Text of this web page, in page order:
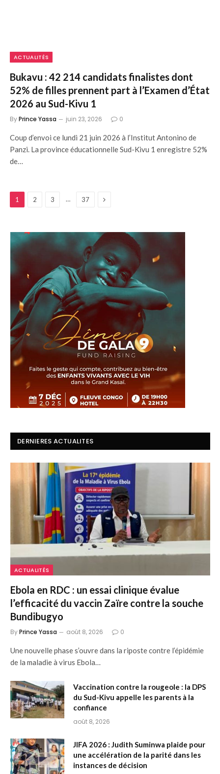
ACTUALITÉS
Bukavu : 42 214 candidats finalistes dont
52% de filles prennent part à l’Examen d’État
2026 au Sud-Kivu 1
ByPrince Yassa juin 23, 2026 0
Coup d’envoi ce lundi 21 juin 2026 à l’Institut Antonino de
Panzi. La province éducationnelle Sud-Kivu 1 enregistre 52%
de…
1 2 3 … 37 Next
DERNIERES ACTUALITES
ACTUALITÉS
Ebola en RDC : un essai clinique évalue
l’efficacité du vaccin Zaïre contre la souche
Bundibugyo
ByPrince Yassa août 8, 2026 0
Une nouvelle phase s’ouvre dans la riposte contre l’épidémie
de la maladie à virus Ebola…
Vaccination contre la rougeole : la DPS
du Sud-Kivu appelle les parents à la
confiance
août 8, 2026
JIFA 2026 : Judith Suminwa plaide pour
une accélération de la parité dans les
instances de décision